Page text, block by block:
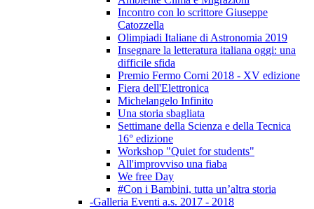
Incontro con lo scrittore Giuseppe
Catozzella
Olimpiadi Italiane di Astronomia 2019
Insegnare la letteratura italiana oggi: una
difficile sfida
Premio Fermo Corni 2018 - XV edizione
Fiera dell'Elettronica
Michelangelo Infinito
Una storia sbagliata
Settimane della Scienza e della Tecnica
16° edizione
Workshop "Quiet for students"
All'improvviso una fiaba
We free Day
#Con i Bambini, tutta un’altra storia
-Galleria Eventi a.s. 2017 - 2018